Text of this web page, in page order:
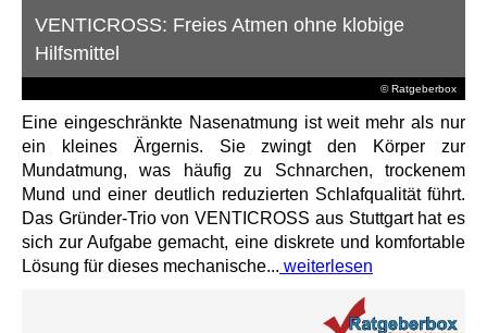
© Ratgeberbox
VENTICROSS: Freies Atmen ohne klobige
Hilfsmittel
Eine eingeschränkte Nasenatmung ist weit mehr als nur
ein kleines Ärgernis. Sie zwingt den Körper zur
Mundatmung, was häufig zu Schnarchen, trockenem
Mund und einer deutlich reduzierten Schlafqualität führt.
Das Gründer-Trio von VENTICROSS aus Stuttgart hat es
sich zur Aufgabe gemacht, eine diskrete und komfortable
Lösung für dieses mechanische... weiterlesen